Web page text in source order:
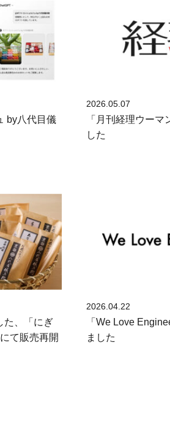
by八代目儀
2026.05.07
「月刊経理ウーマ
した
た、「にぎ
て販売再開
2026.04.22
「We Love
ました